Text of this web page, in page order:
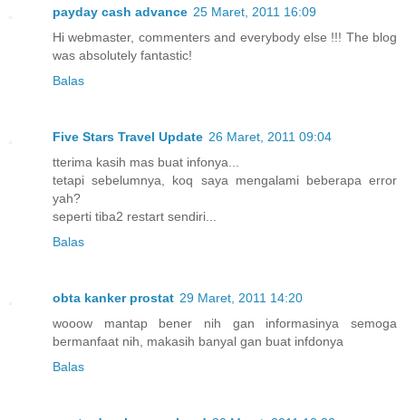
payday cash advance 25 Maret, 2011 16:09
Hi webmaster, commenters and everybody else !!! The blog
was absolutely fantastic!
Balas
Five Stars Travel Update 26 Maret, 2011 09:04
tterima kasih mas buat infonya...
tetapi sebelumnya, koq saya mengalami beberapa error
yah?
seperti tiba2 restart sendiri...
Balas
obta kanker prostat 29 Maret, 2011 14:20
wooow mantap bener nih gan informasinya semoga
bermanfaat nih, makasih banyal gan buat infdonya
Balas